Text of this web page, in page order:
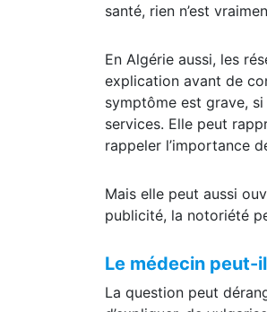
Ce phénomène est
En Algérie aussi, les
explication avant de
symptôme est grave,
services. Elle peut
Mais elle peut aussi
Le médecin peut-